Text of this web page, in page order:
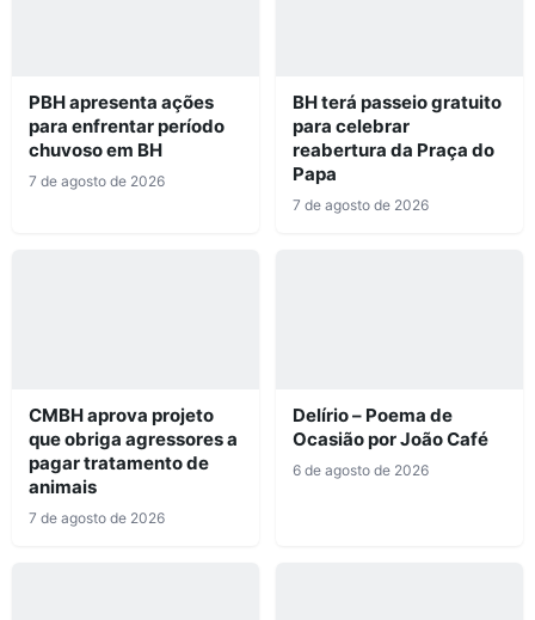
PBH apresenta ações
para enfrentar período
chuvoso em BH
7 de agosto de 2026
BH terá passeio gratuito
para celebrar
reabertura da Praça do
Papa
7 de agosto de 2026
CMBH aprova projeto
que obriga agressores a
pagar tratamento de
animais
7 de agosto de 2026
Delírio – Poema de
Ocasião por João Café
6 de agosto de 2026